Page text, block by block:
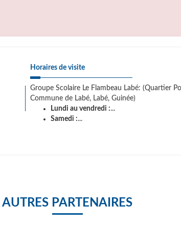
Horaires de visite
Groupe Scolaire Le Flambeau Labé: (Quartier
Commune de Labé, Labé, Guinée)
Lundi au vendredi :...
Samedi :...
AUTRES PARTENAIRES